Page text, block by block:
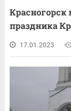
Красногорск
праздника
17.01.2023